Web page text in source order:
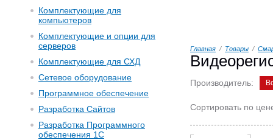
Комплектующие для
компьютеров
Комплектующие и опции для
серверов
Комплектующие для СХД
Сетевое оборудование
Программное обеспечение
Разработка Сайтов
Разработка Программного
обеспечения 1С
Главная / Товары /
Производитель:
Сортировать по